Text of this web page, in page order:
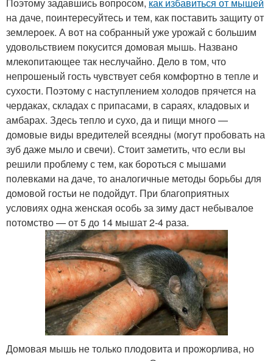
на даче, поинтересуйтесь и тем, как поставить защиту от
землероек. А вот на собранный уже урожай с большим
удовольствием покусится домовая мышь. Названо
млекопитающее так неслучайно. Дело в том, что
непрошеный гость чувствует себя комфортно в тепле и
сухости. Поэтому с наступлением холодов прячется на
чердаках, складах с припасами, в сараях, кладовых и
амбарах. Здесь тепло и сухо, да и пищи много —
домовые виды вредителей всеядны (могут пробовать на
зуб даже мыло и свечи). Стоит заметить, что если вы
решили проблему с тем, как бороться с мышами
полевками на даче, то аналогичные методы борьбы для
домовой гостьи не подойдут. При благоприятных
условиях одна женская особь за зиму даст небывалое
потомство — от 5 до 14 мышат 2-4 раза.
Домовая мышь не только плодовита и прожорлива, но